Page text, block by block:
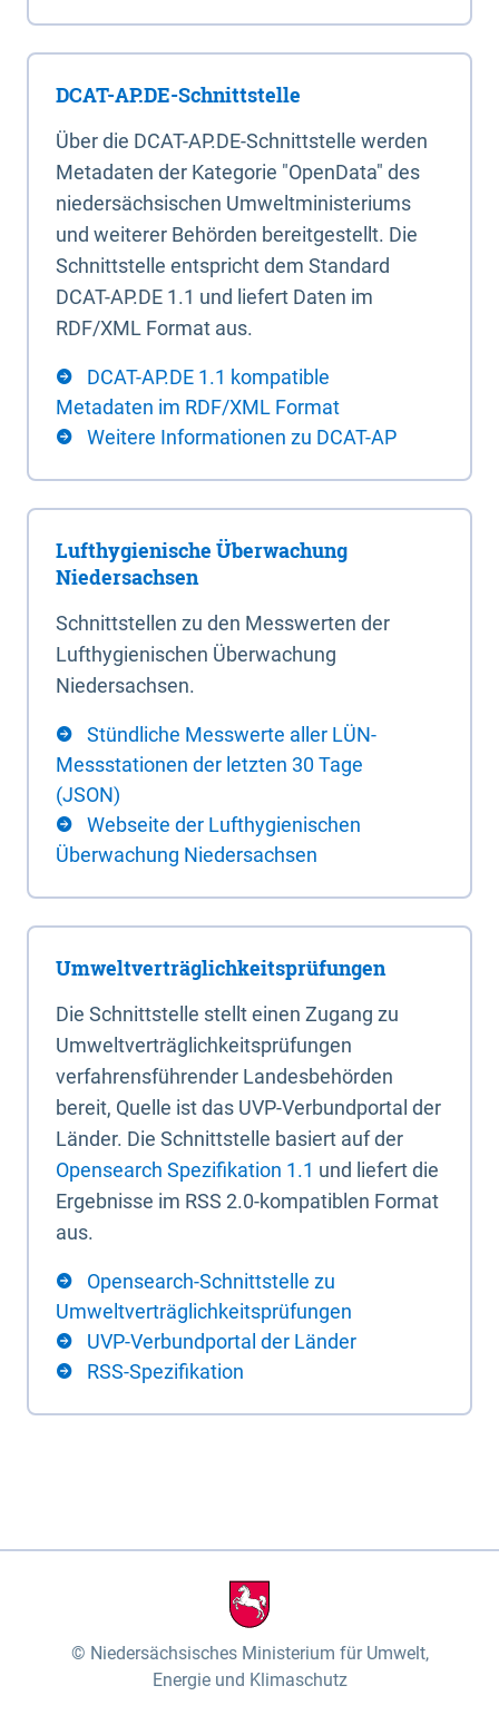
DCAT-AP.DE-Schnittstelle
Über die DCAT-AP.DE-Schnittstelle werden
Metadaten der Kategorie "OpenData" des
niedersächsischen Umweltministeriums
und weiterer Behörden bereitgestellt. Die
Schnittstelle entspricht dem Standard
DCAT-AP.DE 1.1 und liefert Daten im
RDF/XML Format aus.
DCAT-AP.DE 1.1 kompatible
Metadaten im RDF/XML Format
Weitere Informationen zu DCAT-AP
Lufthygienische Überwachung
Niedersachsen
Schnittstellen zu den Messwerten der
Lufthygienischen Überwachung
Niedersachsen.
Stündliche Messwerte aller LÜN-
Messstationen der letzten 30 Tage
(JSON)
Webseite der Lufthygienischen
Überwachung Niedersachsen
Umweltverträglichkeitsprüfungen
Die Schnittstelle stellt einen Zugang zu
Umweltverträglichkeitsprüfungen
verfahrensführender Landesbehörden
bereit, Quelle ist das UVP-Verbundportal der
Länder. Die Schnittstelle basiert auf der
Opensearch Spezifikation 1.1 und liefert die
Ergebnisse im RSS 2.0-kompatiblen Format
aus.
Opensearch-Schnittstelle zu
Umweltverträglichkeitsprüfungen
UVP-Verbundportal der Länder
RSS-Spezifikation
Niedersächsisches Ministerium für Umwelt,
Energie und Klimaschutz